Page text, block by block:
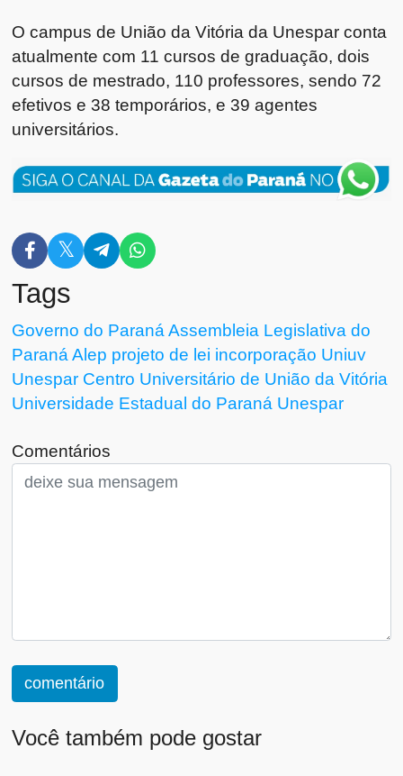
O campus de União da Vitória da Unespar conta
atualmente com 11 cursos de graduação, dois
cursos de mestrado, 110 professores, sendo 72
efetivos e 38 temporários, e 39 agentes
universitários.
Tags
Governo do Paraná Assembleia Legislativa do
Paraná Alep projeto de lei incorporação Uniuv
Unespar Centro Universitário de União da Vitória
Universidade Estadual do Paraná Unespar
Comentários
comentário
Você também pode gostar